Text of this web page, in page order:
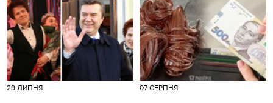
29 ЛИПНЯ 07 СЕРПНЯ